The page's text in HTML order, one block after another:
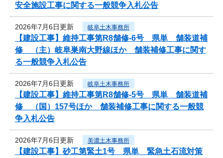
安全施設工事に関する一般競争入札公告
2026年7月6日更新 岐阜土木事務所
【建設工事】維持工事第R8舗修-6号 県単 舗装道補
修 （主）岐阜巣南大野線ほか 舗装補修工事に関す
る一般競争入札公告
2026年7月6日更新 岐阜土木事務所
【建設工事】維持工事第R8舗修-5号 県単 舗装道補
修 （国）157号ほか 舗装補修工事に関する一般競
争入札公告
2026年7月6日更新 美濃土木事務所
【建設工事】砂工第緊土1号 県単 緊急土石流対策